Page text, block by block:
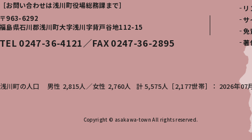
［お問い合わせは浅川町役場総務課まで］
〒963-6292
福島県石川郡浅川町大字浅川字背戸谷地112-15
TEL 0247-36-4121／FAX 0247-36-2895
リ
サ
免
著
浅川町の人口 男性 2,815人 女性 2,760人 計 5,575人［2,177世帯］ 2026年07
Copyright © asakawa-town All rights reserved.